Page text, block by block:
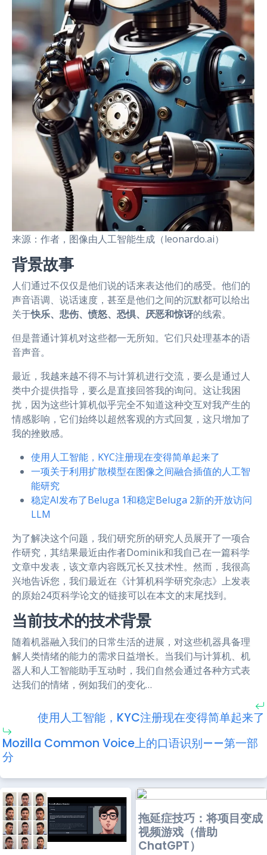
来源：作者，图像由人工智能生成（leonardo.ai）
背景故事
人们通过不仅仅是他们说的话来表达他们的感受。他们的
声音语调、说话速度，甚至是他们之间的沉默都可以给出
关于快乐、悲伤、愤怒、恐惧、厌恶和惊讶的线索。
但是普通计算机对这些都一无所知。它们只处理基本的语
音声音。
最近，我越来越不得不与计算机进行交流，要么是通过人
类中介提供指导，要么是直接回答我的询问。这让我困
扰，因为这些计算机似乎完全不知道这种交互对我产生的
情感影响，它们始终以超然客观的方式回复，这只增加了
我的挫败感。
使用人工智能，KYC注册现在变得简单起来了
一项关于利用扩散模型在图像之间融合插值的人工智
能研究
稳定AI发布了Beluga 1和稳定Beluga 2新的开放访问
LLM
为了解决这个问题，我们研究所的研究人员展开了一项合
作研究，其结果最近由作者Dominik和我自己在一篇科学
文章中发表，该文章内容既冗长又技术性。然而，我很高
兴地告诉您，我们最近在《计算机科学研究杂志》上发表
的原始24页科学论文的链接可以在本文的末尾找到。
当前技术的技术背景
随着机器融入我们的日常生活的进展，对这些机器具备理
解人类情绪的能力的需求日益增长。当我们与计算机、机
器人和人工智能助手互动时，我们自然会通过各种方式表
达我们的情绪，例如我们的变化…
使用人工智能，KYC注册现在变得简单起来了
Mozilla Common Voice上的口语识别——第一部
分
拖延症技巧：将项目变成
视频游戏（借助
ChatGPT）